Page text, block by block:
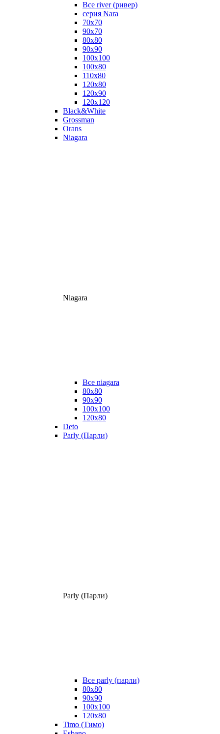
Все river (ривер)
серия Nara
70х70
90х70
80x80
90x90
100x100
100х80
110х80
120x80
120х90
120х120
Black&White
Grossman
Orans
Niagara
Niagara
Все niagara
80x80
90x90
100x100
120x80
Deto
Parly (Парли)
Parly (Парли)
Все parly (парли)
80x80
90x90
100x100
120x80
Timo (Тимо)